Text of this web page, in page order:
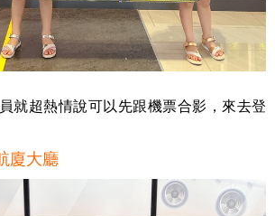
就超熱情說可以先跟機票合影，來去登
廈大廳